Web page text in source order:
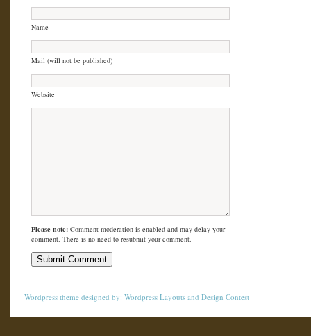
Name
Mail (will not be published)
Website
Please note: Comment moderation is enabled and may delay your
comment. There is no need to resubmit your comment.
Wordpress theme designed by: Wordpress Layouts and Design Contest